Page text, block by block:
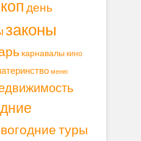
день
законы
карнавалы кино
меню
туры